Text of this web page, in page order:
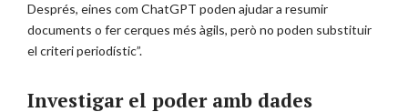
Després, eines com ChatGPT poden ajudar a resumir
documents o fer cerques més àgils, però no poden substituir
el criteri periodístic”.
Investigar el poder amb dades